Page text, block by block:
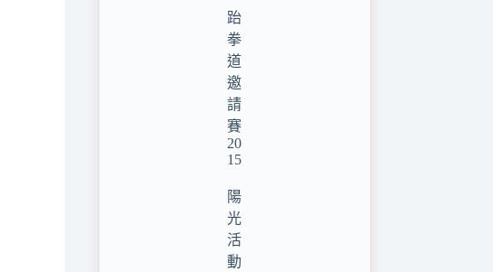
跆
拳
道
邀
請
賽
20
15
陽
光
活
動